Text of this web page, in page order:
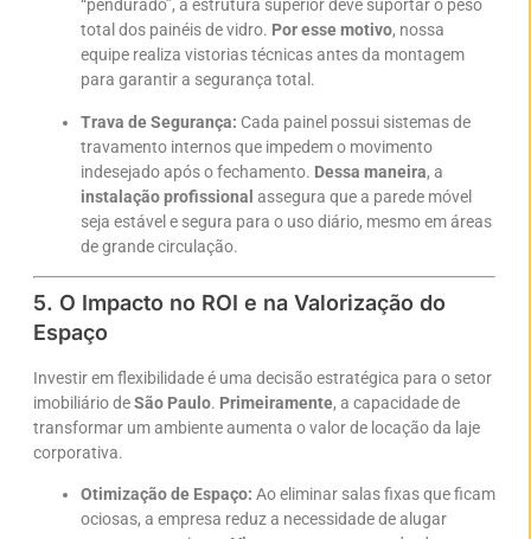
“pendurado”, a estrutura superior deve suportar o peso
total dos painéis de vidro. Por esse motivo, nossa
equipe realiza vistorias técnicas antes da montagem
para garantir a segurança total.
Trava de Segurança: Cada painel possui sistemas de
travamento internos que impedem o movimento
indesejado após o fechamento. Dessa maneira, a
instalação profissional assegura que a parede móvel
seja estável e segura para o uso diário, mesmo em áreas
de grande circulação.
5. O Impacto no ROI e na Valorização do
Espaço
Investir em flexibilidade é uma decisão estratégica para o setor
imobiliário deSão Paulo. Primeiramente, a capacidade de
transformar um ambiente aumenta o valor de locação da laje
corporativa.
Otimização de Espaço: Ao eliminar salas fixas que ficam
ociosas, a empresa reduz a necessidade de alugar